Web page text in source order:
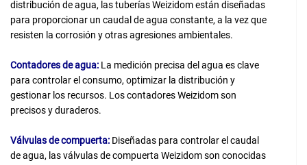
distribución de agua, las tuberías Weizidom están diseñadas
para proporcionar un caudal de agua constante, a la vez que
resisten la corrosión y otras agresiones ambientales.
Contadores de agua: La medición precisa del agua es clave
para controlar el consumo, optimizar la distribución y
gestionar los recursos. Los contadores Weizidom son
precisos y duraderos.
Válvulas de compuerta: Diseñadas para controlar el caudal
de agua, las válvulas de compuerta Weizidom son conocidas